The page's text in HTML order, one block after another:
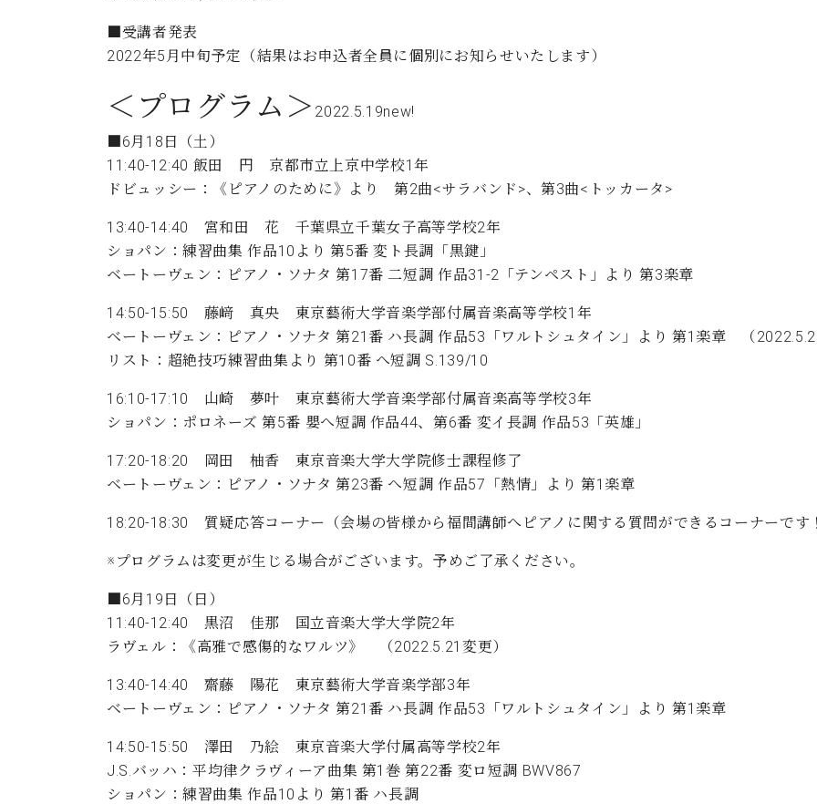
■受講者発表
2022年5月中旬予定（結果はお申込者全員に個別にお知らせいたします）
＜プログラム＞ 2022.5.19new!
■6月18日（土）
11:40-12:40 飯田 円 京都市立上京中学校1年
ドビュッシー：《ピアノのために》より 第2曲<サラバンド>、第3曲<トッカータ>
13:40-14:40 宮和田 花 千葉県立千葉女子高等学校2年
ショパン：練習曲集 作品10より 第5番 変ト長調「黒鍵」
ベートーヴェン：ピアノ・ソナタ 第17番 二短調 作品31-2「テンペスト」より 第3楽章
14:50-15:50 藤﨑 真央 東京藝術大学音楽学部付属音楽高等学校1年
ベートーヴェン：ピアノ・ソナタ 第21番 ハ長調 作品53「ワルトシュタイン」より 第1楽章 （
リスト：超絶技巧練習曲集より 第10番 へ短調 S.139/10
16:10-17:10 山崎 夢叶 東京藝術大学音楽学部付属音楽高等学校3年
ショパン：ポロネーズ 第5番 嬰へ短調 作品44、第6番 変イ長調 作品53「英雄」
17:20-18:20 岡田 柚香 東京音楽大学大学院修士課程修了
ベートーヴェン：ピアノ・ソナタ 第23番 へ短調 作品57「熱情」より 第1楽章
18:20-18:30 質疑応答コーナー（会場の皆様から福間講師へピアノに関する質問ができるコーナーです
※プログラムは変更が生じる場合がございます。予めご了承ください。
■6月19日（日）
11:40-12:40 黒沼 佳那 国立音楽大学大学院2年
ラヴェル：《高雅で感傷的なワルツ》 （2022.5.21変更）
13:40-14:40 齋藤 陽花 東京藝術大学音楽学部3年
ベートーヴェン：ピアノ・ソナタ 第21番 ハ長調 作品53「ワルトシュタイン」より 第1楽章
14:50-15:50 澤田 乃絵 東京音楽大学付属高等学校2年
J.S.バッハ：平均律クラヴィーア曲集 第1巻 第22番 変ロ短調 BWV867
ショパン：練習曲集 作品10より 第1番 ハ長調